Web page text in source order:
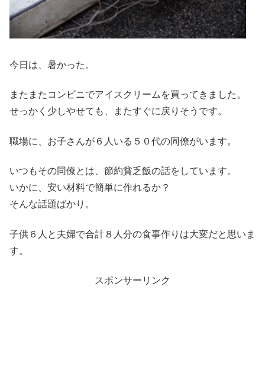
今日は、暑かった。
またまたコンビニでアイスクリームを買ってきました。
せっかく少しやせても、またすぐに戻りそうです。
職場に、お子さんが６人いる５０代の同僚がいます。
いつもその同僚とは、節約貧乏飯の話をしています。
いかに、安い材料で簡単に作れるか？
そんな話題ばかり。
子供６人と夫婦で合計８人分の食事作りは大変だと思いま
す。
スポンサーリンク